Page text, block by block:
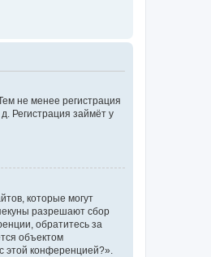
не менее регистрация
Регистрация займёт у
которые могут
разрешают сбор
обратитесь за
объектом
этой конференцией?».